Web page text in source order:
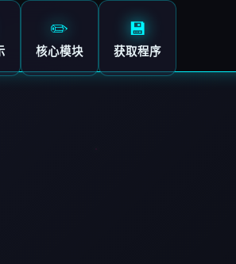
✏️
核心模块
💾
获取程序